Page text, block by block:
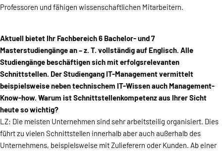
Professoren und fähigen wissenschaftlichen Mitarbeitern.
Aktuell bietet Ihr Fachbereich 6 Bachelor- und 7
Masterstudiengänge an – z. T. vollständig auf Englisch. Alle
Studiengänge beschäftigen sich mit erfolgsrelevanten
Schnittstellen. Der Studiengang IT-Management vermittelt
beispielsweise neben technischem IT-Wissen auch Management-
Know-how. Warum ist Schnittstellenkompetenz aus Ihrer Sicht
heute so wichtig?
LZ: Die meisten Unternehmen sind sehr arbeitsteilig organisiert. Dies
führt zu vielen Schnittstellen innerhalb aber auch außerhalb des
Unternehmens, beispielsweise mit Zulieferern oder Kunden. Ab einer